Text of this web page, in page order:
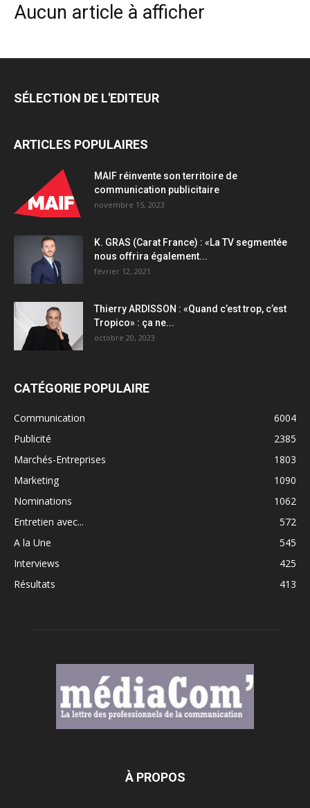
Aucun article à afficher
SÉLECTION DE L'EDITEUR
ARTICLES POPULAIRES
MAIF réinvente son territoire de
communication publicitaire
novembre 15, 2023
K. GRAS (Carat France) : «La TV segmentée
nous offrira également...
février 12, 2021
Thierry ARDISSON : «Quand c’est trop, c’est
Tropico» : ça ne...
octobre 20, 2023
CATÉGORIE POPULAIRE
Communication
6004
Publicité
2385
Marchés-Entreprises
1803
Marketing
1090
Nominations
1062
Entretien avec...
572
A la Une
545
Interviews
425
Résultats
413
À PROPOS